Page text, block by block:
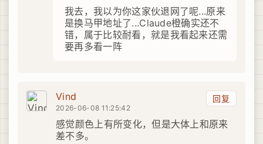
我去，我以为你这家伙退网了呢...原来
是换马甲地址了...Claude橙确实还不
错，属于比较耐看，就是我看起来还需
要再多看一阵
回复
Vind
2026-06-08 11:25:42
感觉颜色上有所变化，但是大体上和原来
差不多。